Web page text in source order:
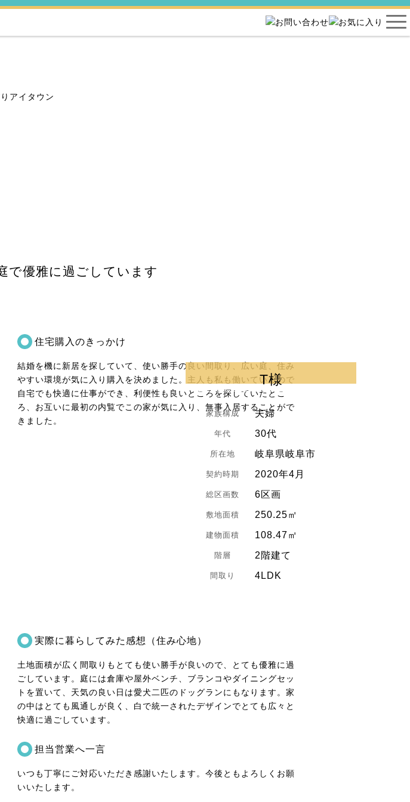
で優雅に過ごしています
T様
家族構成 夫婦
年代 30代
所在地 岐阜県岐阜市
契約時期 2020年4月
総区画数 6区画
敷地面積 250.25㎡
建物面積 108.47㎡
階層 2階建て
間取り 4LDK
住宅購入のきっかけ
結婚を機に新居を探していて、使い勝手の良い間取り、広い庭、住み
やすい環境が気に入り購入を決めました。主人も私も働いているので
自宅でも快適に仕事ができ、利便性も良いところを探していたとこ
ろ、お互いに最初の内覧でこの家が気に入り、無事入居することがで
きました。
実際に暮らしてみた感想（住み心地）
土地面積が広く間取りもとても使い勝手が良いので、とても優雅に過
ごしています。庭には倉庫や屋外ベンチ、ブランコやダイニングセッ
トを置いて、天気の良い日は愛犬二匹のドッグランにもなります。家
の中はとても風通しが良く、白で統一されたデザインでとても広々と
快適に過ごしています。
担当営業へ一言
いつも丁寧にご対応いただき感謝いたします。今後ともよろしくお願
いいたします。